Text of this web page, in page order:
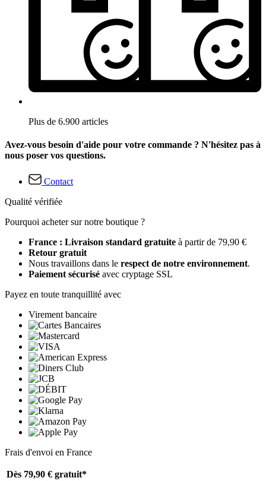
Plus de 6.900 articles
Avez-vous besoin d'aide pour votre commande ? N'hésitez pas à
nous poser vos questions.
Contact
Qualité vérifiée
Pourquoi acheter sur notre boutique ?
France : Livraison standard gratuite à partir de 79,90 €
Retour gratuit
Nous travaillons dans le respect de notre environnement.
Paiement sécurisé avec cryptage SSL
Payez en toute tranquillité avec
Virement bancaire
Frais d'envoi en France
Dès 79,90 € gratuit*